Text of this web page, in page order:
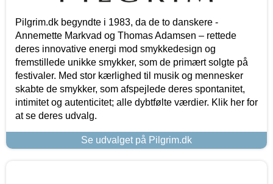
Pilgrim.dk begyndte i 1983, da de to danskere -
Annemette Markvad og Thomas Adamsen – rettede
deres innovative energi mod smykkedesign og
fremstillede unikke smykker, som de primært solgte på
festivaler. Med stor kærlighed til musik og mennesker
skabte de smykker, som afspejlede deres spontanitet,
intimitet og autenticitet; alle dybtfølte værdier. Klik her for
at se deres udvalg.
Se udvalget på Pilgrim.dk